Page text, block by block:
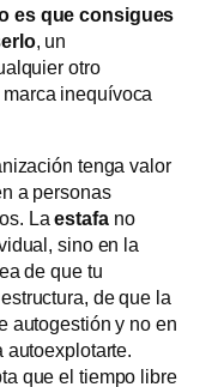
es que consigues
, un
otro
inequívoca
tenga valor
a personas
Laestafano
sino en la
de que tu
de que la
autogestión y no en
autoexplotarte.
que el tiempo libre